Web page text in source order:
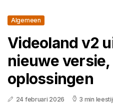
Algemeen
Videoland v2
nieuwe
oplossingen
24 februari 2026 3 min